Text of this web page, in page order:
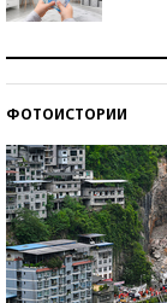
ФОТОИСТОРИИ